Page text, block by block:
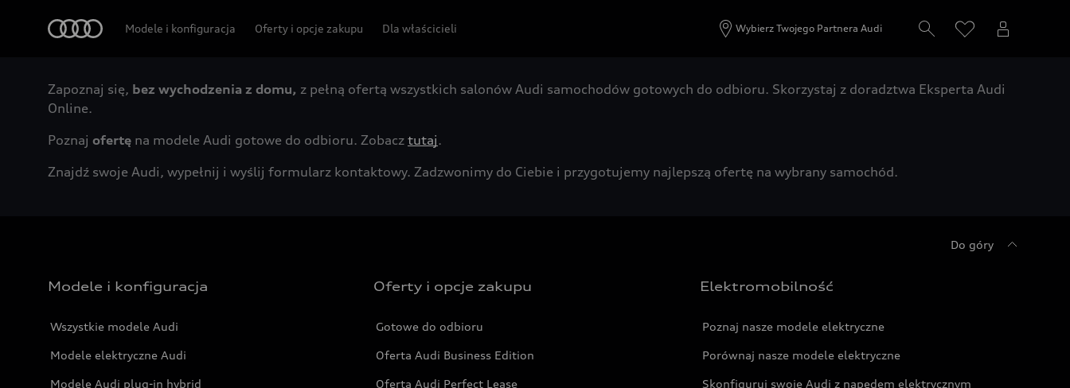
Modele i konfiguracja Oferty i opcje zakupu Dla właścicieli Wybierz Twojego Partnera Audi
Zapoznaj się, bez wychodzenia z domu, z pełną ofertą wszystkich salonów Audi samochodów gotowych do odbioru. Skorzystaj z doradztwa Eksperta Audi
Online.
Poznaj ofertę na modele Audi gotowe do odbioru. Zobacz tutaj.
Znajdź swoje Audi, wypełnij i wyślij formularz kontaktowy. Zadzwonimy do Ciebie i przygotujemy najlepszą ofertę na wybrany samochód.
Do góry
Modele i konfiguracja
Wszystkie modele Audi
Modele elektryczne Audi
Modele Audi plug-in hybrid
Oferty i opcje zakupu
Gotowe do odbioru
Oferta Audi Business Edition
Oferta Audi Perfect Lease
Elektromobilność
Poznaj nasze modele elektryczne
Porównaj nasze modele elektryczne
Skonfiguruj swoje Audi z napędem elektrycznym